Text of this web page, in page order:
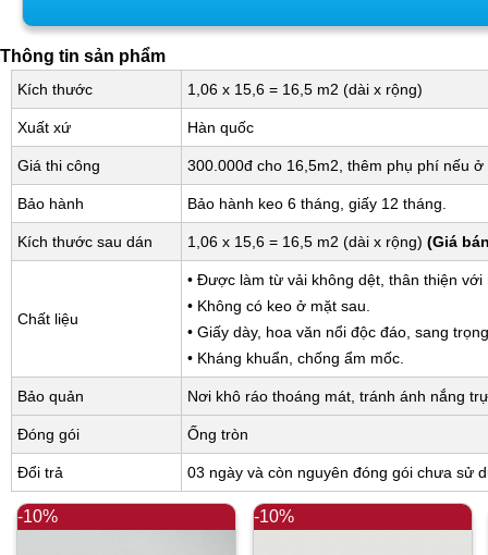
Thông tin sản phẩm
Kích thước 1,06 x 15,6 = 16,5 m2 (dài x rộng)
Xuất xứ Hàn quốc
Giá thi công 300.000đ cho 16,5m2, thêm phụ phí nếu
Bảo hành Bảo hành keo 6 tháng, giấy 12 tháng.
Kích thước sau dán 1,06 x 15,6 = 16,5 m2 (dài x rộng) (Giá
Chất liệu
• Được làm từ vải không dệt, thân thiện
• Không có keo ở mặt sau.
• Giấy dày, hoa văn nổi độc đáo, sang
• Kháng khuẩn, chống ẩm mốc.
Bảo quản Nơi khô ráo thoáng mát, tránh ánh nắng
Đóng gói Ống tròn
Đổi trả 03 ngày và còn nguyên đóng gói chưa sử
-10% -10%